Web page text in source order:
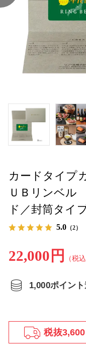
カードタイプ
ＵＢリンベ
ド／封筒タイ
5.0 （2）
22,000円 （税込
1,000ポイント
税抜